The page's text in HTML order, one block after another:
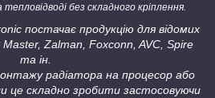
без складного кріплення.
постачає продукцію для відомих
Zalman, Foxconn, AVC, Spire
та ін.
радіатора на процесор або
це складно зробити застосовуючи